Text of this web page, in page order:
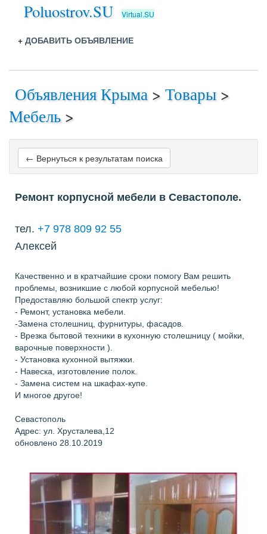
Poluostrov.SU Virtual.SU
+ ДОБАВИТЬ ОБЪЯВЛЕНИЕ
Объявления Крыма > Товары >
Мебель>
← Вернуться к результатам поиска
Ремонт корпусной мебели в Севастополе.
тел. +7 978 809 92 55
Алексей
Качественно и в кратчайшие сроки помогу Вам решить
проблемы, возникшие с любой корпусной мебелью!
Предоставляю большой спектр услуг:
- Ремонт, установка мебели.
-Замена столешниц, фурнитуры, фасадов.
- Врезка бытовой техники в кухонную столешницу ( мойки,
варочные поверхности ).
- Установка кухонной вытяжки.
- Навеска, изготовление полок.
- Замена систем на шкафах-купе.
И многое другое!
Севастополь
Адрес: ул. Хрусталева,12
обновлено 28.10.2019